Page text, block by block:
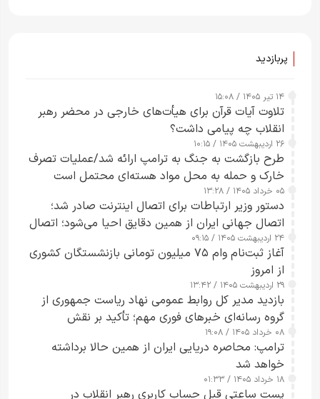
پربازدید
۱۴ تیر ۱۴۰۵ / ۱۵:۰۸
تلاوت آیات قرآن برای هیأت‌های خارجی در محضر رهبر
انقلاب چه پیامی داشت؟
۲۶ اردیبهشت ۱۴۰۵ / ۱۰:۱۵
طرح‌ بازگشت به جنگ به ترامپ ارائه شد/عملیات تصرف
خارک و حمله به محل مواد هسته‌ای محتمل است
۰۵ خرداد ۱۴۰۵ / ۱۳:۲۸
دستور وزیر ارتباطات برای اتصال اینترنت صادر شد؛
اتصال جهانی ایران از همین دقایق احیا می‌شود؛ اتصال
کامل مردم تا ۲۴ ساعت آینده
۲۴ اردیبهشت ۱۴۰۵ / ۰۹:۱۵
آغاز ثبت‌نام وام ۷۵ میلیون تومانی بازنشستگان کشوری
از امروز
۲۹ اردیبهشت ۱۴۰۵ / ۱۳:۴۲
بازدید مدیر کل روابط عمومی نهاد ریاست جمهوری از
گروه رسانه‌ای خبرهای فوری مهم؛ تأکید بر نقش
رسانه‌های هوشمند و مسئول در ارتقای آگاهی عمومی
۰۸ خرداد ۱۴۰۵ / ۱۹:۰۸
ترامپ: محاصره دریایی ایران از همین حالا برداشته
خواهد شد
۱۸ خرداد ۱۴۰۵ / ۰۱:۳۳
پست ساعتی قبل حساب کاربری رهبر انقلاب در